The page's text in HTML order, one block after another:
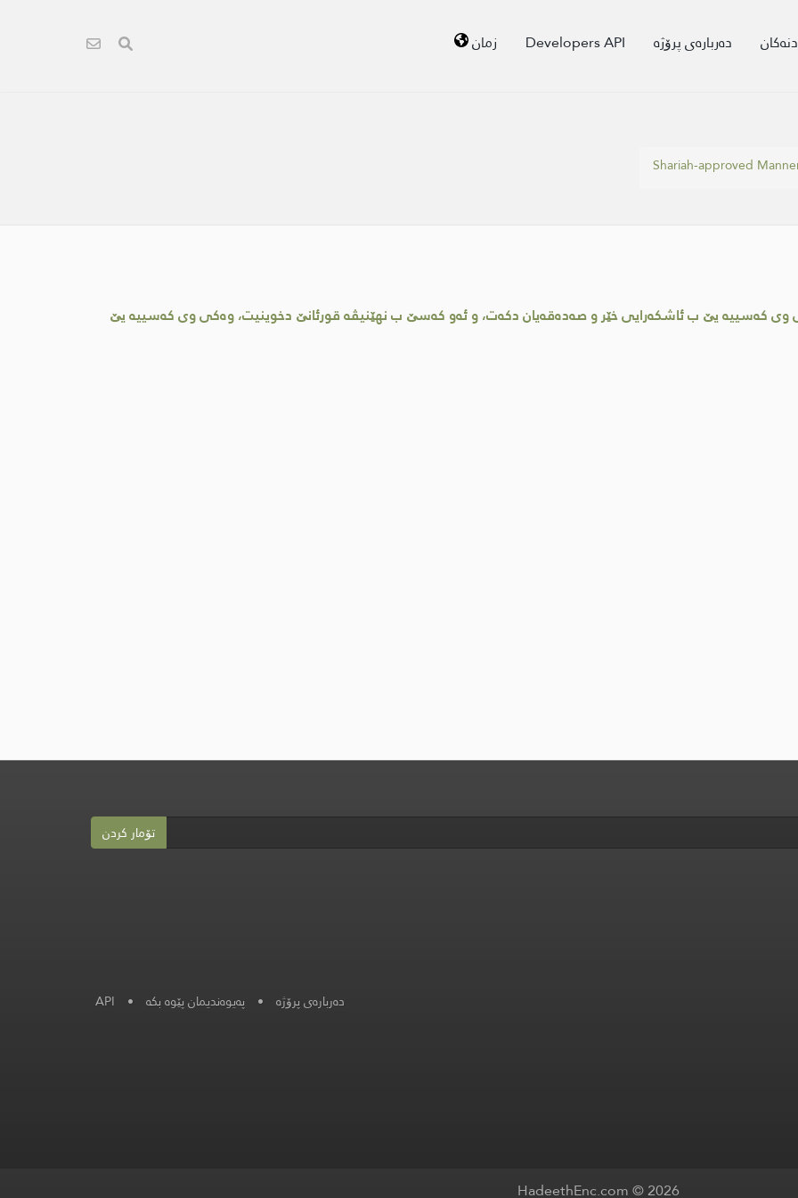
دەربارەی پرۆژە Developers API زمان
Shariah-approved
كه‌سییه‌ یێ ب ئاشكه‌رایی خێر و صه‌ده‌قه‌یان دكه‌ت، و ئه‌و كه‌سێ ب نهێنیڤه‌ قورئانێ دخوینیت، وه‌كی وی كه‌سییه‌ یێ
تۆمار کردن
دەربارەی پرۆژە • پەیوەندیمان پێوە بکە •
API
HadeethEnc.com © 2026